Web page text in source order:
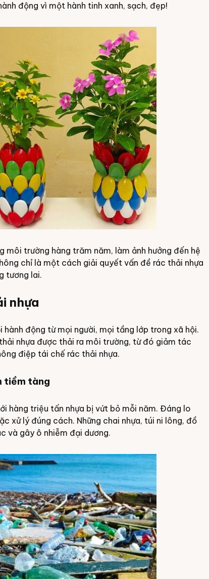
động vì một hành tinh xanh, sạch, đẹp!
trường hàng trăm năm, làm ảnh hưởng đến hệ
chỉ là một cách giải quyết vấn đề rác thải nhựa
tương lai.
nhựa
động từ mọi người, mọi tầng lớp trong xã hội.
nhựa được thải ra môi trường, từ đó giảm tác
điệp tái chế rác thải nhựa.
tiềm tàng
hàng triệu tấn nhựa bị vứt bỏ mỗi năm. Đáng lo
xử lý đúng cách. Những chai nhựa, túi ni lông, đồ
và gây ô nhiễm đại dương.